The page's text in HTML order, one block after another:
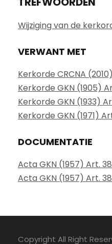
Wijziging van de
VERWANT MET
Kerkorde CRCNA
Kerkorde GKN (1905)
Kerkorde GKN (1933)
Kerkorde GKN (1971)
DOCUMENTATIE
Acta GKN (1957) Art.
Acta GKN (1957) Art.
Copyright All Right